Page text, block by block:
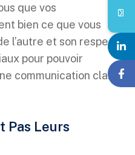
que vos
bien ce que vous
l’autre et son respect
pour pouvoir
communication claire,
Pas Leurs